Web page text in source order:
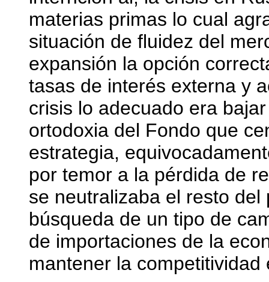
materias primas lo cual
situación de fluidez del
expansión la opción
tasas de interés externa y
crisis lo adecuado era
ortodoxia del Fondo que
estrategia,
por temor a la pérdida de
se neutralizaba el resto
búsqueda de un tipo de
de importaciones de la
mantener la